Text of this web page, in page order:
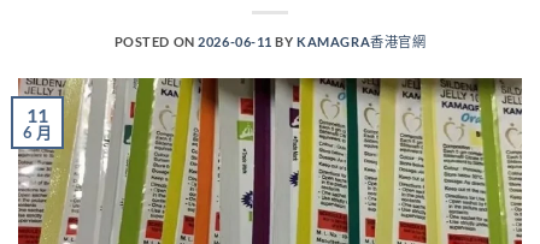
POSTED ON2026-06-11 BYKAMAGRA香港官網
11
6 月